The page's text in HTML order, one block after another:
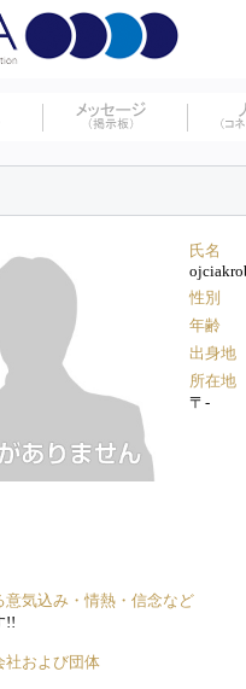
氏名
性別
年齢
出身地
所在地
〒-
意気込み・情熱・信念など
!!
社および団体